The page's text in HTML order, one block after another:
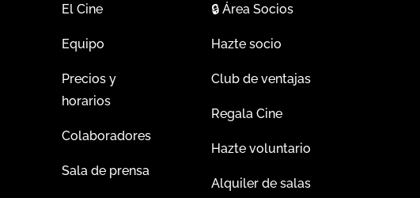
El Cine
Equipo
Precios y
horarios
Colaboradores
Sala de prensa
🔒Área Socios
Hazte socio
Club de ventajas
Regala Cine
Hazte voluntario
Alquiler de salas